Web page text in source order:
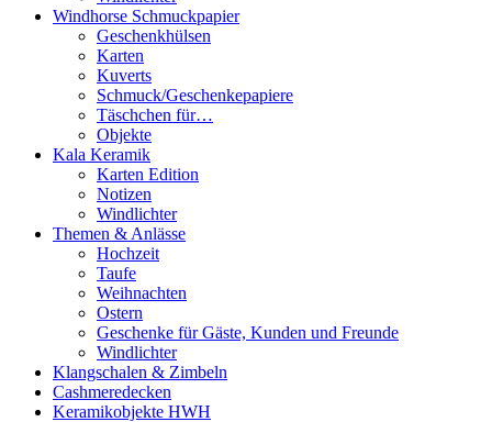
Windhorse Schmuckpapier
Geschenkhülsen
Karten
Kuverts
Schmuck/Geschenkepapiere
Täschchen für…
Objekte
Kala Keramik
Karten Edition
Notizen
Windlichter
Themen & Anlässe
Hochzeit
Taufe
Weihnachten
Ostern
Geschenke für Gäste, Kunden und Freunde
Windlichter
Klangschalen & Zimbeln
Cashmeredecken
Keramikobjekte HWH